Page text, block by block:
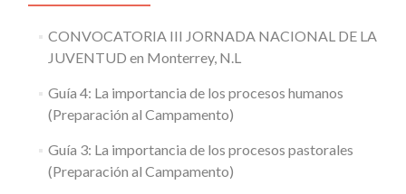
CONVOCATORIA III JORNADA NACIONAL DE LA
JUVENTUD en Monterrey, N.L
Guía 4: La importancia de los procesos humanos
(Preparación al Campamento)
Guía 3: La importancia de los procesos pastorales
(Preparación al Campamento)